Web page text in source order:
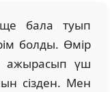
бала туып
болды. Өмір
ажырасып үш
сізден. Мен